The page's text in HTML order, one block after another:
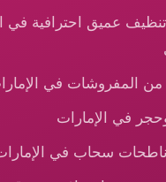
عميق احترافية في
من المفروشات في
في الإمارات
سحاب في